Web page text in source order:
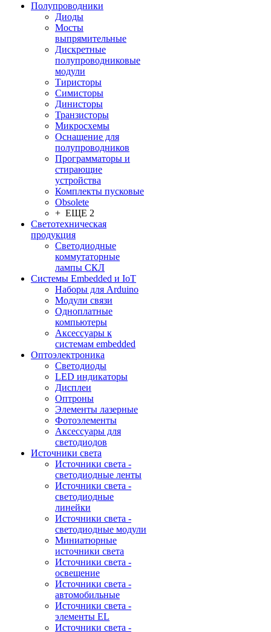
Полупроводники
Диоды
Мосты
выпрямительные
Дискретные
полупроводниковые
модули
Тиристоры
Симисторы
Динисторы
Транзисторы
Микросхемы
Оснащение для
полупроводников
Программаторы и
стирающие
устройства
Комплекты пусковые
Obsolete
+ ЕЩЕ 2
Светотехническая
продукция
Светодиодные
коммутаторные
лампы СКЛ
Системы Embedded и IoT
Наборы для Arduino
Модули связи
Одноплатные
компьютеры
Аксессуары к
системам embedded
Oптоэлектроника
Светодиоды
LED индикаторы
Дисплеи
Оптроны
Элементы лазерные
Фотоэлементы
Аксессуары для
светодиодов
Источники света
Источники света -
светодиодные ленты
Источники света -
светодиодные
линейки
Источники света -
светодиодные модули
Миниатюрные
источники света
Источники света -
освещение
Источники света -
автомобильные
Источники света -
элементы EL
Источники света -